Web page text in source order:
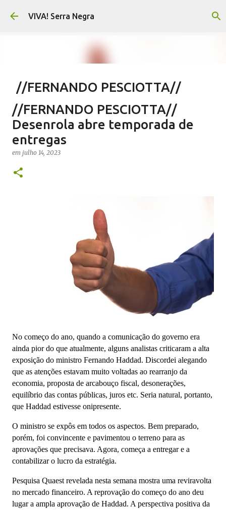
Pular para o conteúdo principal
VIVA! Serra Negra
//FERNANDO PESCIOTTA//
Encurtando caminho
em agosto 06, 2026 FERNANDO PESCIOTTA
VIVA! SERRA NEGRA
0
//FERNANDO PESCIOTTA//
Desenrola abre temporada de
entregas
em julho 14, 2023
No começo do ano, quando a comunicação do governo era
ainda pior do que atualmente, alguns analistas criticaram a alta
exposição do ministro Fernando Haddad. Discordei alegando
que as atenções estavam muito voltadas ao rearranjo da
economia, proposta de arcabouço fiscal, desonerações,
equilíbrio das contas públicas, juros etc. Seria natural, portanto,
que Haddad estivesse onipresente.
O ministro se expôs em todos os aspectos. Bem preparado,
porém, foi convincente e pavimentou o terreno para as
aprovações que precisava. Agora, começa a entregar e a
contabilizar o lucro da estratégia.
Pesquisa Quaest revelada nesta semana mostra uma reviravolta
no mercado financeiro. A reprovação do começo do ano deu
lugar a ampla aprovação de Haddad. A perspectiva positiva da